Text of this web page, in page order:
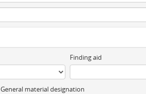
Finding aid
General material designation